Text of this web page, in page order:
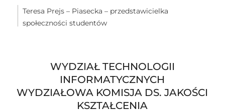
Teresa Prejs – Piasecka – przedstawicielka
społeczności studentów
WYDZIAŁ TECHNOLOGII
INFORMATYCZNYCH
WYDZIAŁOWA KOMISJA DS. JAKOŚCI
KSZTAŁCENIA